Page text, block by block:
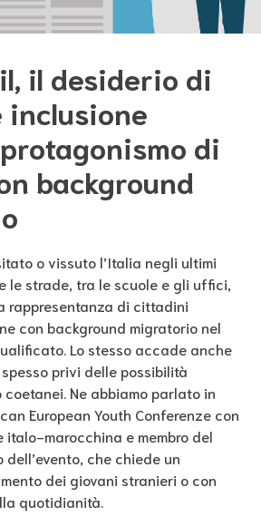
il desiderio di
inclusione
di
background
o vissuto l’Italia negli ultimi
le strade, tra le scuole e gli uffici,
rappresentanza di cittadini
con background migratorio nel
Lo stesso accade anche
privi delle possibilità
Ne abbiamo parlato in
European Youth Conferenze con
italo-marocchina e membro del
che chiede un
dei giovani stranieri o con
quotidianità.